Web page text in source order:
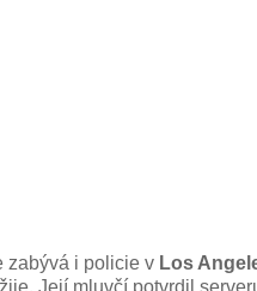
zabývá i policie v Los
žije. Její mluvčí potvrdil